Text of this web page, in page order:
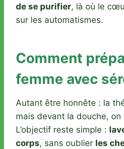
de se purifier, là où le
sur les automatismes.
Comment
femme avec
Autant être honnête : la
mais devant la douche,
L’objectif reste simple :
corps, sans oublier les